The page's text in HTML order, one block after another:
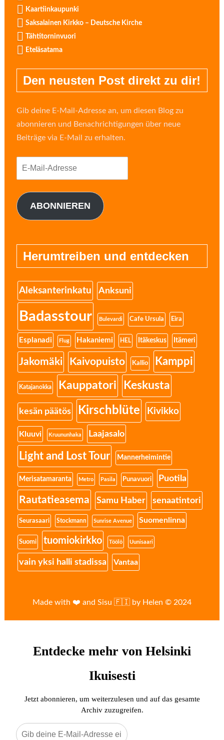
Kaartiinkaupunki
Saksalainen Kirkko – Deutsche Kirche
Tähtitorninvuori
Eteläsatama
Den neusten Post direkt zu dir!
Gib deine E-Mail-Adresse an, um diesen Blog zu
abonnieren und Benachrichtigungen über neue
Beiträge via E-Mail zu erhalten.
ABONNIEREN
Herumtreiben und entdecken
Aleksanterinkatu Anksuni
Badasstour Bulevardi Cafe Ursula Eira
Esplanadi Flug Hakaniemi HEL Itäkeskus Itämeri
Jakomäki Kaivopuisto Kallio Kamppi
Katajanokka Kauppatori Keskusta
kesän päätös Kirschblüte Kivikko
Kluuvi Kruununhaka Laajasalo
Light and Lost Tour Mannerheimintie
Merisatamaranta Metro Pasila Punavuori Puotila
Rautatieasema Samu Haber senaatintori
Seurasaari Stockmann Sunrise Avenue Suomenlinna
Suomi tuomiokirkko Töölö Uunisaari
vain yksi halli stadissa Vantaa
Made with ❤️ and Sisu 🇫🇮 by Helen © 2024
Entdecke mehr von Helsinki
Ikuisesti
Jetzt abonnieren, um weiterzulesen und auf das gesamte
Archiv zuzugreifen.
Gib